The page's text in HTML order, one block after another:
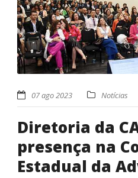
07 ago 2023 Notícias
Diretoria da
presença na
Estadual da